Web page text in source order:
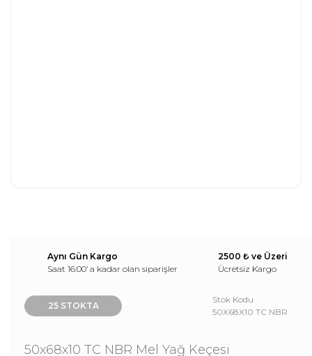
Aynı Gün Kargo
Saat 16:00’ a kadar olan siparişler
2500 ₺ ve Üzeri
Ücretsiz Kargo
25 STOKTA
Stok Kodu
50X68X10 TC NBR
50x68x10 TC NBR Mel Yağ Keçesi